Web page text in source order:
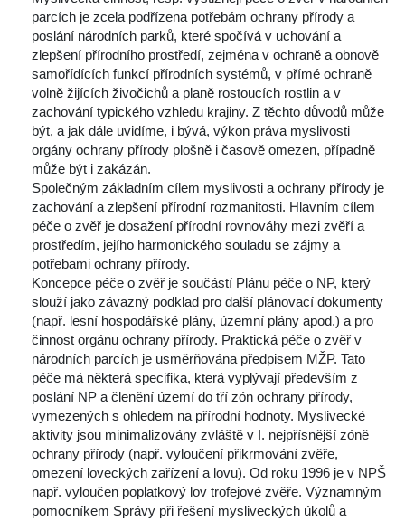
parcích je zcela podřízena potřebám ochrany přírody a
poslání národních parků, které spočívá v uchování a
zlepšení přírodního prostředí, zejména v ochraně a obnově
amořídících funkcí přírodních systémů, v přímé ochraně
volně žijících živočichů a planě rostoucích rostlin a v
zachování typického vzhledu krajiny. Z těchto důvodů může
být, a jak dále uvidíme, i bývá, výkon práva myslivosti
orgány ochrany přírody plošně i časově omezen, případně
může být i zakázán.
Společným základním cílem myslivosti a ochrany přírody je
zachování a zlepšení přírodní rozmanitosti. Hlavním cílem
péče o zvěř je dosažení přírodní rovnováhy mezi zvěří a
prostředím, jejího harmonického souladu se zájmy a
potřebami ochrany přírody.
Koncepce péče o zvěř je součástí Plánu péče o NP, který
louží jako závazný podklad pro další plánovací dokumenty
(např. lesní hospodářské plány, územní plány apod.) a pro
činnost orgánu ochrany přírody. Praktická péče o zvěř v
národních parcích je usměrňována předpisem MŽP. Tato
péče má některá specifika, která vyplývají především z
poslání NP a členění území do tří zón ochrany přírody,
vymezených s ohledem na přírodní hodnoty. Myslivecké
aktivity jsou minimalizovány zvláště v I. nejpřísnější zóně
ochrany přírody (např. vyloučení přikrmování zvěře,
omezení loveckých zařízení a lovu). Od roku 1996 je v NPŠ
např. vyloučen poplatkový lov trofejové zvěře. Významným
pomocníkem Správy při řešení mysliveckých úkolů a